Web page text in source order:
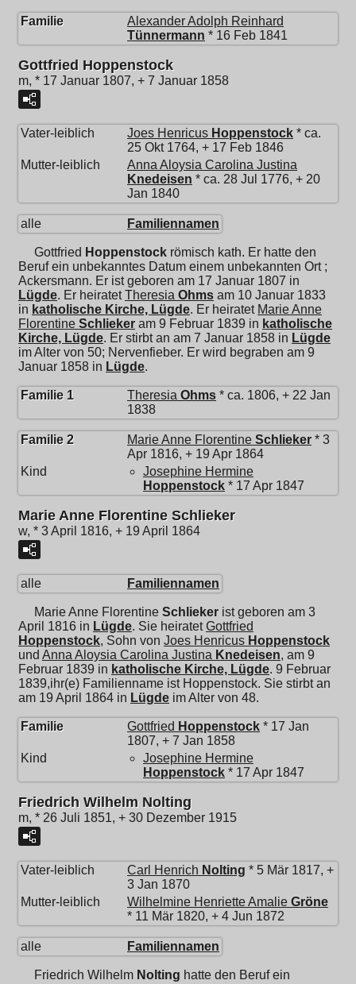
Familie
Alexander Adolph Reinhard
Tünnermann * 16 Feb 1841
Gottfried Hoppenstock
m, * 17 Januar 1807, + 7 Januar 1858
Vater-leiblich Joes Henricus Hoppenstock * ca.
25 Okt 1764, + 17 Feb 1846
Mutter-leiblich
Anna Aloysia Carolina Justina
Knedeisen * ca. 28 Jul 1776, + 20
Jan 1840
alle Familiennamen
Gottfried Hoppenstock römisch kath. Er hatte den
Beruf ein unbekanntes Datum einem unbekannten Ort ;
Ackersmann. Er ist geboren am 17 Januar 1807 in
Lügde. Er heiratetTheresia Ohms am 10 Januar 1833
in katholische Kirche, Lügde. Er heiratet Marie Anne
Florentine Schlieker am 9 Februar 1839 in katholische
Kirche, Lügde. Er stirbt an am 7 Januar 1858 in Lügde
im Alter von 50; Nervenfieber. Er wird begraben am 9
Januar 1858 in Lügde.
Familie 1 Theresia Ohms * ca. 1806, + 22 Jan
1838
Familie 2 Marie Anne Florentine Schlieker * 3
Apr 1816, + 19 Apr 1864
Kind
Josephine Hermine
Hoppenstock * 17 Apr 1847
Marie Anne Florentine Schlieker
w, * 3 April 1816, + 19 April 1864
alle Familiennamen
Marie Anne Florentine Schlieker ist geboren am 3
April 1816 in Lügde. Sie heiratetGottfried
Hoppenstock, Sohn von Joes Henricus Hoppenstock
und Anna Aloysia Carolina Justina Knedeisen, am 9
Februar 1839 in katholische Kirche, Lügde. 9 Februar
1839,ihr(e) Familienname ist Hoppenstock. Sie stirbt an
am 19 April 1864 in Lügde im Alter von 48.
Familie Gottfried Hoppenstock * 17 Jan
1807, + 7 Jan 1858
Kind
Josephine Hermine
Hoppenstock * 17 Apr 1847
Friedrich Wilhelm Nolting
m, * 26 Juli 1851, + 30 Dezember 1915
Vater-leiblich Carl Henrich Nolting * 5 Mär 1817, +
3 Jan 1870
Mutter-leiblich
Wilhelmine Henriette Amalie Gröne
* 11 Mär 1820, + 4 Jun 1872
alle Familiennamen
Friedrich Wilhelm Nolting hatte den Beruf ein